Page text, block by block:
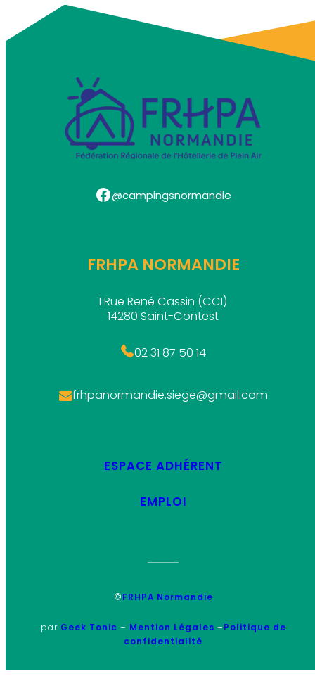
Facebook @campingsnormandie
FRHPA NORMANDIE
1 Rue René Cassin (CCI)
14280 Saint-Contest
02 31 87 50 14
frhpanormandie.siege@gmail.com
ESPACE ADHÉRENT
EMPLOI
©FRHPA Normandie
par Geek Tonic – Mention Légales –Politique de
confidentialité